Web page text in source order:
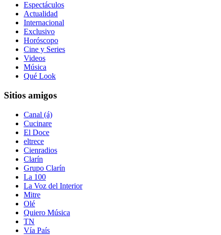
Espectáculos
Actualidad
Internacional
Exclusivo
Horóscopo
Cine y Series
Videos
Música
Qué Look
Sitios amigos
Canal (á)
Cucinare
El Doce
eltrece
Cienradios
Clarín
Grupo Clarín
La 100
La Voz del Interior
Mitre
Olé
Quiero Música
TN
Vía País